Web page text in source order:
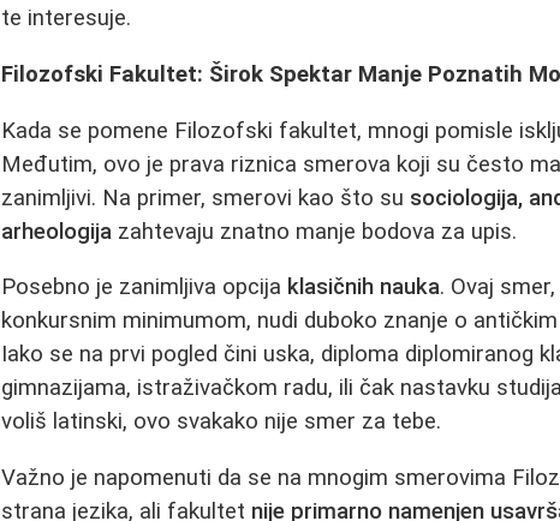
te interesuje.
Filozofski Fakultet: Širok Spektar Manje Poznatih
Kada se pomene Filozofski fakultet, mnogi pomisle
Međutim, ovo je prava riznica smerova koji su često
zanimljivi. Na primer, smerovi kao što su sociologija,
arheologija zahtevaju znatno manje bodova za upis.
Posebno je zanimljiva opcija klasičnih nauka. Ovaj
konkursnim minimumom, nudi duboko znanje o
Iako se na prvi pogled čini uska, diploma diplomiranog
gimnazijama, istraživačkom radu, ili čak nastavku
voliš latinski, ovo svakako nije smer za tebe.
Važno je napomenuti da se na mnogim smerovima
strana jezika, ali fakultet nije primarno namenjen